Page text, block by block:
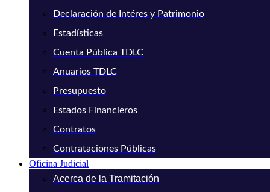
Declaración de Intéres y Patrimonio
Estadísticas
Cuenta Pública TDLC
Anuarios TDLC
Presupuesto
Estados Financieros
Contratos
Contrataciones Públicas
Oficina Judicial
Acerca de la Tramitación